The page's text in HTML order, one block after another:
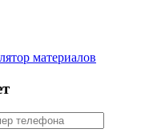
материалов